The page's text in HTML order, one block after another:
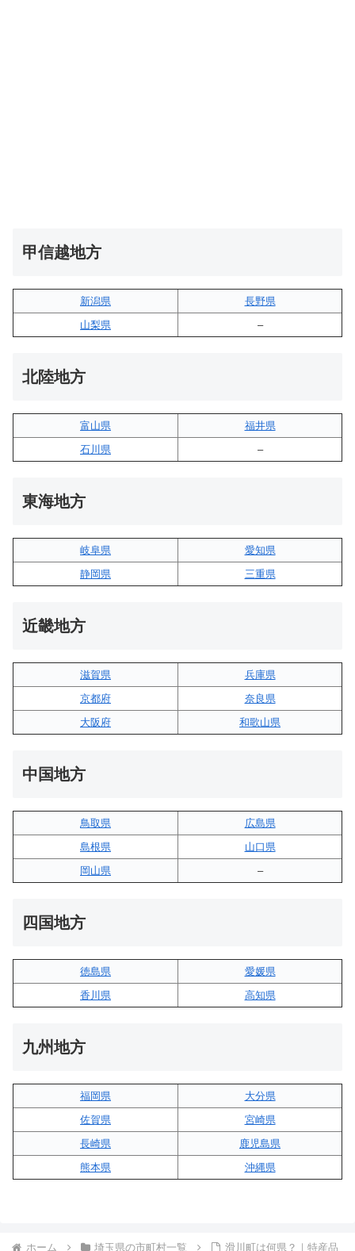
甲信越地方
新潟県
長野県
山梨県
–
北陸地方
富山県
福井県
石川県
–
東海地方
岐阜県
愛知県
静岡県
三重県
近畿地方
滋賀県
兵庫県
京都府
奈良県
大阪府
和歌山県
中国地方
鳥取県
広島県
島根県
山口県
岡山県
–
四国地方
徳島県
愛媛県
香川県
高知県
九州地方
福岡県
大分県
佐賀県
宮崎県
長崎県
鹿児島県
熊本県
沖縄県
ホーム 埼玉県の市町村一覧 滑川町は何県？｜特産品